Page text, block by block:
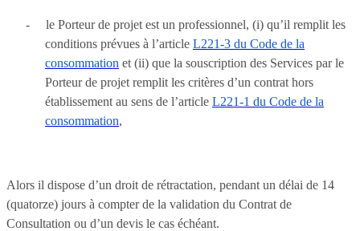
-
le Porteur de projet est un professionnel, (i) qu’il remplit les
conditions prévues à l’article L221-3 du Code de la
consommation et (ii) que la souscription des Services par le
Porteur de projet remplit les critères d’un contrat hors
établissement au sens de l’article L221-1 du Code de la
consommation,
Alors il dispose d’un droit de rétractation, pendant un délai de 14
(quatorze) jours à compter de la validation du Contrat de
Consultation ou d’un devis le cas échéant.